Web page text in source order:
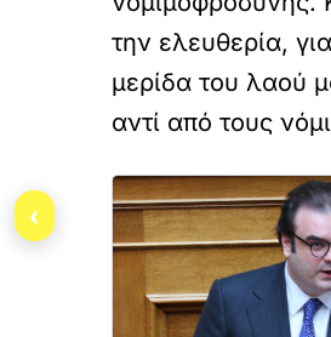
την ελευθερία,
μερίδα του λαού
αντί από τους
‹